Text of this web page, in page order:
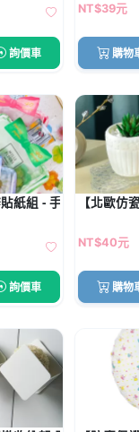
詢價車
NT$39元
購物
紙組 - 手帳香水瓶裝飾
詢價車
【北歐仿
NT$40元
購物